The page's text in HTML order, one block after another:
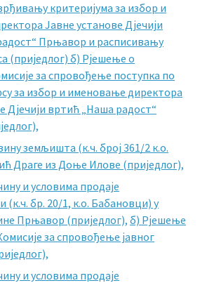
критеријума за избор и
Јавне установе Дјечији
Прњавор и расписивању
(приједлог) б) Рјешење о
за спровођење поступка по
за избор и именовање директора
Дјечији вртић „Наша радост“
земљишта (к.ч. број 361/2 к.о.
Драге из Доње Илове (приједлог),
и условима продаје
(к.ч. бр. 20/1, к.о. Бабановци) у
Прњавор (приједлог), б) Рјешење
за спровођење јавног
и условима продаје